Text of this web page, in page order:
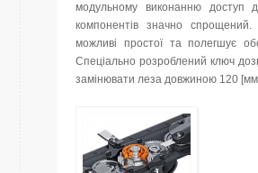
модульному виконанню доступ
компонентів значно
можливі простої та полегшує
Спеціально розроблений ключ
замінювати леза довжиною 120